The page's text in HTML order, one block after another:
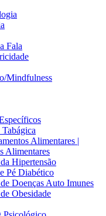
Fala
Mindfulness
Tabágica
Alimentares |
Alimentares
Hipertensão
Pé Diabético
Doenças Auto Imunes
Obesidade